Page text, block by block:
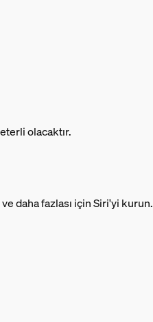
olacaktır.
daha fazlası için Siri'yi kurun.